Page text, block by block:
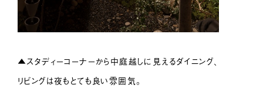
▲スタディーコーナーから中庭越しに見えるダイニング、
リビングは夜もとても良い雰囲気。